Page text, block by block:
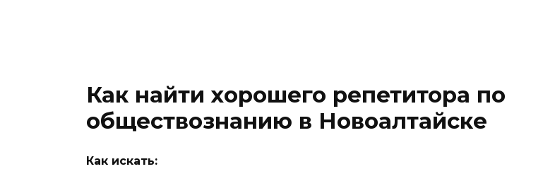
Как найти хорошего репетитора по
обществознанию в Новоалтайске
Как искать: